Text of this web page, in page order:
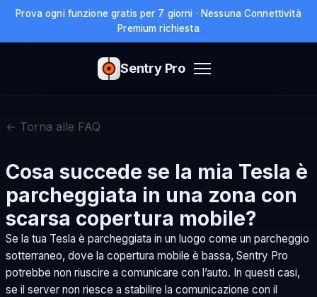
Prova ogni funzione gratis per 7 giorni · Nessuna Connettività
Premium richiesta
Sentry Pro
← Torna alle FAQ
Cosa succede se la mia Tesla è
parcheggiata in una zona con
scarsa copertura mobile?
Se la tua Tesla è parcheggiata in un luogo come un parcheggio
sotterraneo, dove la copertura mobile è bassa, Sentry Pro
potrebbe non riuscire a comunicare con l’auto. In questi casi,
se il server non riesce a stabilire la comunicazione con il